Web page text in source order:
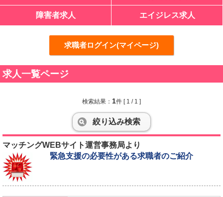
障害者求人 エイジレス求人
求職者ログイン(マイページ)
求人一覧ページ
検索結果： 1件 [ 1 / 1 ]
絞り込み検索
マッチングWEBサイト運営事務局より
緊急支援の必要性がある求職者のご紹介